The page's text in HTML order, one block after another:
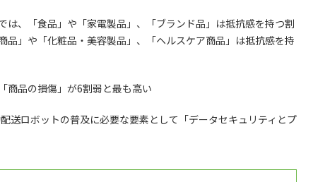
は、「食品」や「家電製品」、「ブランド品」は抵抗感を持つ割
品」や「化粧品・美容製品」、「ヘルスケア商品」は抵抗感を持
商品の損傷」が6割弱と最も高い
送ロボットの普及に必要な要素として「データセキュリティとプ